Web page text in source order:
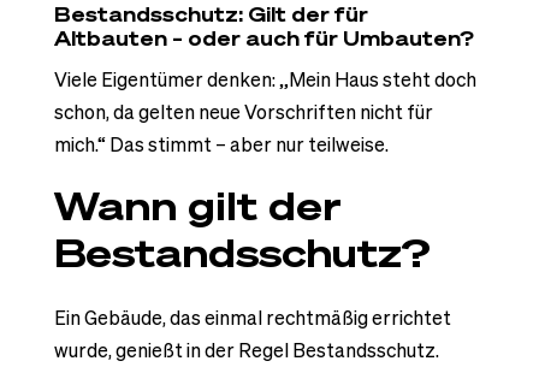
Bestandsschutz: Gilt der für
Altbauten – oder auch für Umbauten?
Viele Eigentümer denken: „Mein Haus steht doch
schon, da gelten neue Vorschriften nicht für
mich.“ Das stimmt – aber nur teilweise.
Wann gilt der
Bestandsschutz?
Ein Gebäude, das einmal rechtmäßig errichtet
wurde, genießt in der Regel Bestandsschutz.